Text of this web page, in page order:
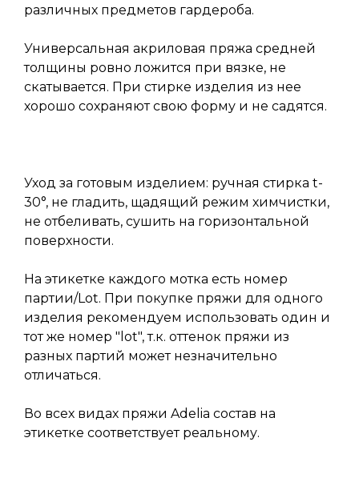
различных предметов гардероба.
Универсальная акриловая пряжа средней
толщины ровно ложится при вязке, не
скатывается. При стирке изделия из нее
хорошо сохраняют свою форму и не садятся.
Уход за готовым изделием: ручная стирка t-
30°, не гладить, щадящий режим химчистки,
не отбеливать, сушить на горизонтальной
поверхности.
На этикетке каждого мотка есть номер
партии/Lot. При покупке пряжи для одного
изделия рекомендуем использовать один и
тот же номер "lot", т.к. оттенок пряжи из
разных партий может незначительно
отличаться.
Во всех видах пряжи Adelia состав на
этикетке соответствует реальному.